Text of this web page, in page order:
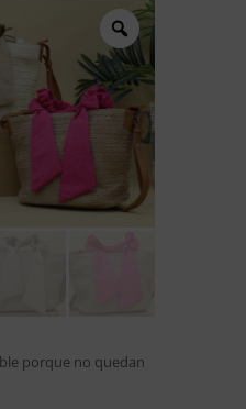
porque no quedan